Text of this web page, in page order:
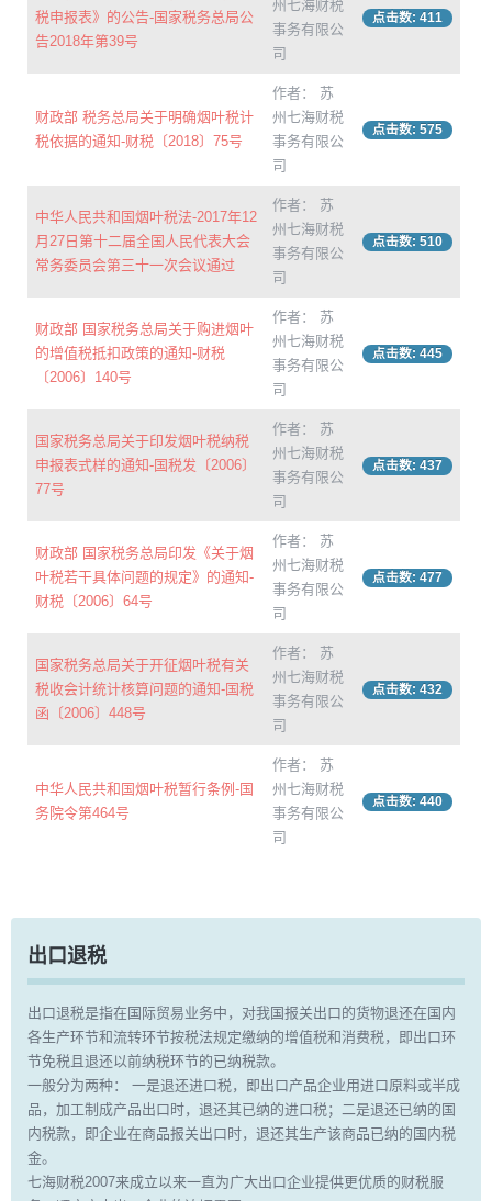
税申报表》的公告-国家税务总局公
告2018年第39号
州七海财税
事务有限公
司
点击数: 411
财政部 税务总局关于明确烟叶税计
税依据的通知-财税〔2018〕75号
作者： 苏
州七海财税
事务有限公
司
点击数: 575
中华人民共和国烟叶税法-2017年12
月27日第十二届全国人民代表大会
常务委员会第三十一次会议通过
作者： 苏
州七海财税
事务有限公
司
点击数: 510
财政部 国家税务总局关于购进烟叶
的增值税抵扣政策的通知-财税
〔2006〕140号
作者： 苏
州七海财税
事务有限公
司
点击数: 445
国家税务总局关于印发烟叶税纳税
申报表式样的通知-国税发〔2006〕
77号
作者： 苏
州七海财税
事务有限公
司
点击数: 437
财政部 国家税务总局印发《关于烟
叶税若干具体问题的规定》的通知-
财税〔2006〕64号
作者： 苏
州七海财税
事务有限公
司
点击数: 477
国家税务总局关于开征烟叶税有关
税收会计统计核算问题的通知-国税
函〔2006〕448号
作者： 苏
州七海财税
事务有限公
司
点击数: 432
中华人民共和国烟叶税暂行条例-国
务院令第464号
作者： 苏
州七海财税
事务有限公
司
点击数: 440
出口退税
出口退税是指在国际贸易业务中，对我国报关出口的货物退还在国内
各生产环节和流转环节按税法规定缴纳的增值税和消费税，即出口环
节免税且退还以前纳税环节的已纳税款。
一般分为两种： 一是退还进口税，即出口产品企业用进口原料或半成
品，加工制成产品出口时，退还其已纳的进口税；二是退还已纳的国
内税款，即企业在商品报关出口时，退还其生产该商品已纳的国内税
金。
七海财税2007来成立以来一直为广大出口企业提供更优质的财税服